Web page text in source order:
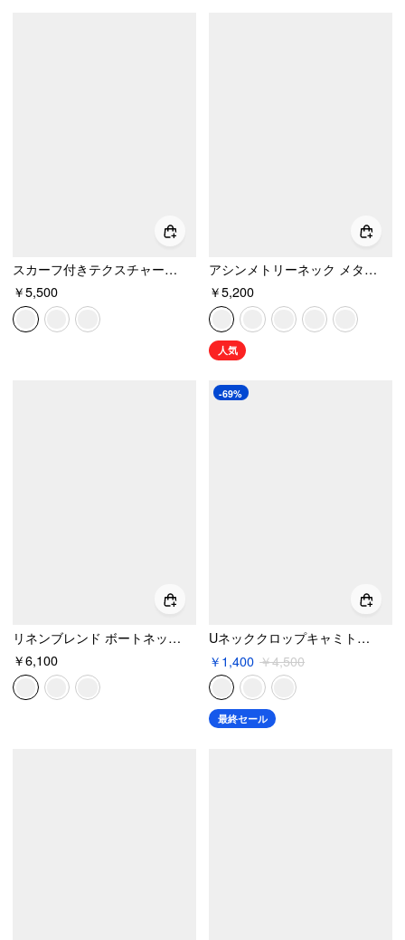
スカーフ付きテクスチャード ボートネック ハイライズ ドローストリング スリム ロンパース
￥5,500
アシンメトリーネック メタルディテール カットアウト シャーリング ミニワンピース
￥5,200
人気
リネンブレンド ボートネック ノットデザイン トップス＆ミッドライズ カプリ ストレートレッグ パンツ セット
￥6,100
-69%
Uネッククロップキャミトップ&ドローストリングワイドレッグショーツセット
￥1,400 ￥4,500
最終セール